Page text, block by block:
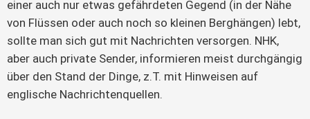
einer auch nur etwas gefährdeten Gegend (in der Nähe
von Flüssen oder auch noch so kleinen Berghängen) lebt,
sollte man sich gut mit Nachrichten versorgen. NHK,
aber auch private Sender, informieren meist durchgängig
über den Stand der Dinge, z.T. mit Hinweisen auf
englische Nachrichtenquellen.